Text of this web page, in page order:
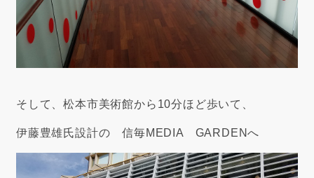
そして、松本市美術館から10分ほど歩いて、
伊藤豊雄氏設計の 信毎MEDIA GARDENへ